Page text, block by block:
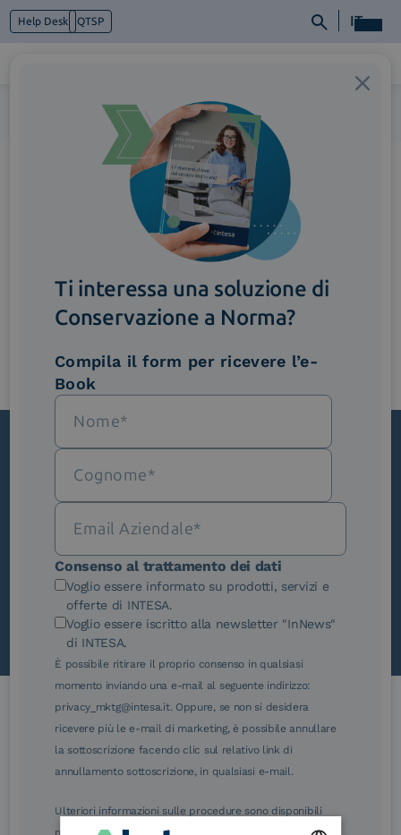
Help Desk QTSP IT
Cosa facciamo
Immagine_Funzionalita_OttimizzazioneFlussoLavoro
Iscriviti alla newsletter
Novità, iniziative ed eventi dal mondo della
trasformazione digitale.
Scopri InNews
Le nostre certificazioni
Ti interessa una soluzione di
Conservazione a Norma?
Compila il form per ricevere l’e-
Book
Consenso al trattamento dei dati
Voglio essere informato su prodotti, servizi e
offerte di INTESA.
Voglio essere iscritto alla newsletter "InNews"
di INTESA.
È possibile ritirare il proprio consenso in qualsiasi
momento inviando una e-mail al seguente indirizzo:
privacy_mktg@intesa.it. Oppure, se non si desidera
ricevere più le e-mail di marketing, è possibile annullare
la sottoscrizione facendo clic sul relativo link di
annullamento sottoscrizione, in qualsiasi e-mail.
Ulteriori informazioni sulle procedure sono disponibili